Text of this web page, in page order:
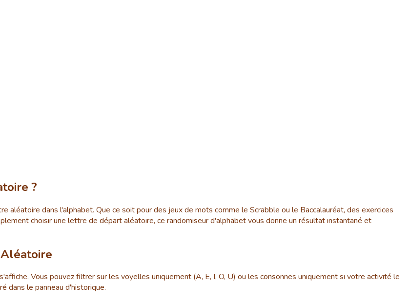
?
dans l'alphabet. Que ce soit pour des jeux de mots comme le Scrabble ou le Baccalauréat, des exercices
choisir une lettre de départ aléatoire, ce randomiseur d'alphabet vous donne un résultat instantané et
Vous pouvez filtrer sur les voyelles uniquement (A, E, I, O, U) ou les consonnes uniquement si votre activité le
dans le panneau d'historique.